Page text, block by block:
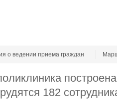
о ведении приема граждан
182